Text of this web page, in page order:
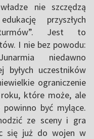
nie szczędzą
przyszłych
Jest to
I nie bez powodu:
niedawno
uczestników
ograniczenie
które może, ale
być mylące.
ze sceny i gra
się już do wojen w